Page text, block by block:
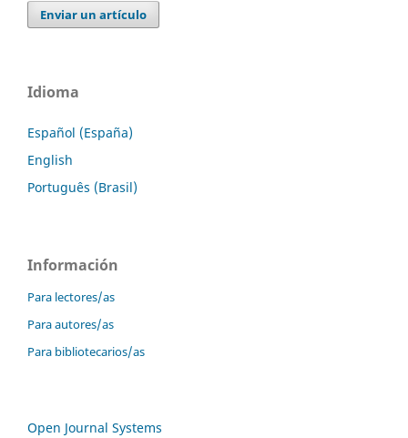
Enviar un artículo
Idioma
Español (España)
English
Português (Brasil)
Información
Para lectores/as
Para autores/as
Para bibliotecarios/as
Open Journal Systems